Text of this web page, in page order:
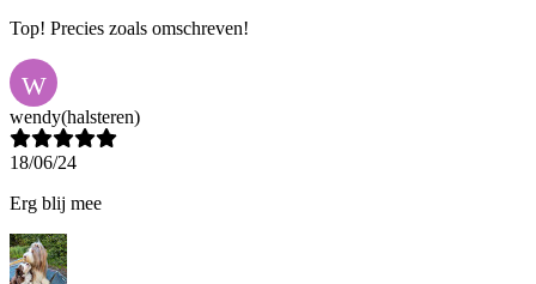
Top! Precies zoals omschreven!
W
wendy(halsteren)
18/06/24
Erg blij mee